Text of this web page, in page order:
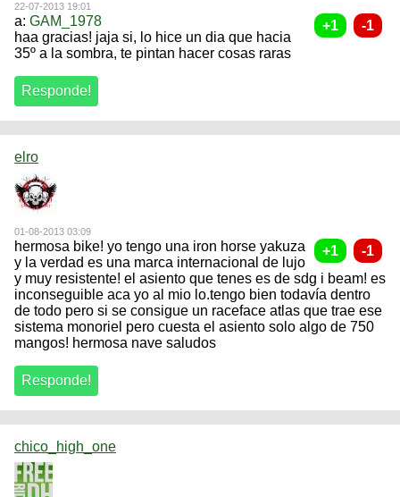
22-07-2013 19:01
a: GAM_1978
haa gracias! jaja si, lo hice un dia que hacia
35º a la sombra, te pintan hacer cosas raras
elro
01-08-2013 03:09
hermosa bike! yo tengo una iron horse yakuza
y la verdad es una marca internacional de lujo
y muy resistente! el asiento que tenes es de sdg i beam! es
inconseguible aca yo al mio lo.tengo bien todavía dentro
de todo pero si se consigue un raceface atlas que trae ese
sistema monoriel pero cuesta el asiento solo algo de 750
mangos! hermosa nave saludos
chico_high_one